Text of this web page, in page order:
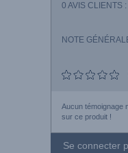
0 AVIS CLIENTS :
NOTE
Aucun témoignage
sur ce produit !
Se connecter